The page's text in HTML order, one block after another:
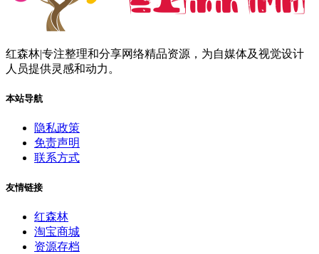
红森林|专注整理和分享网络精品资源，为自媒体及视觉设计
人员提供灵感和动力。
本站导航
隐私政策
免责声明
联系方式
友情链接
红森林
淘宝商城
资源存档